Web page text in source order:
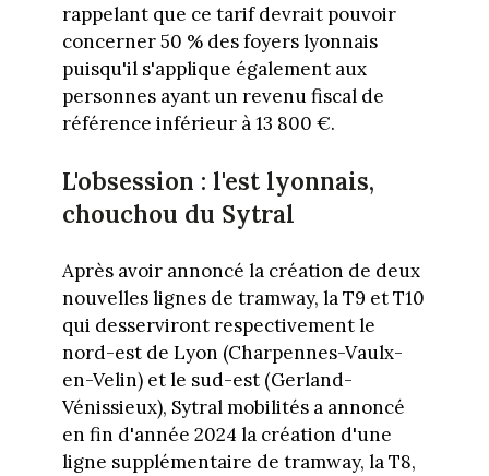
rappelant que ce tarif devrait pouvoir
concerner 50 % des foyers lyonnais
puisqu'il s'applique également aux
personnes ayant un revenu fiscal de
référence inférieur à 13 800 €.
L'obsession : l'est lyonnais,
chouchou du Sytral
Après avoir annoncé la création de deux
nouvelles lignes de tramway, la T9 et T10
qui desserviront respectivement le
nord-est de Lyon (Charpennes-Vaulx-
en-Velin) et le sud-est (Gerland-
Vénissieux), Sytral mobilités a annoncé
en fin d'année 2024 la création d'une
ligne supplémentaire de tramway, la T8,